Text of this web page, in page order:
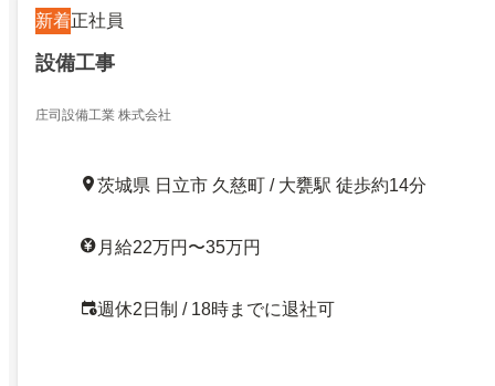
新着正社員
設備工事
庄司設備工業 株式会社
茨城県 日立市 久慈町 / 大甕駅 徒歩約14分
月給22万円〜35万円
週休2日制 / 18時までに退社可